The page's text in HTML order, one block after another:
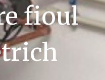
fioul